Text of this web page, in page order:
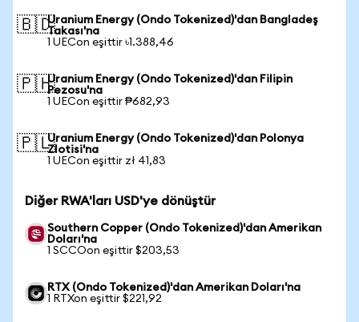
🇧🇩Uranium Energy (Ondo Tokenized)'dan Bangladeş
Takası'na
1 UECon eşittir ৳1.388,46
🇵🇭Uranium Energy (Ondo Tokenized)'dan Filipin
Pezosu'na
1 UECon eşittir ₱682,93
🇵🇱Uranium Energy (Ondo Tokenized)'dan Polonya
Zlotisi'na
1 UECon eşittir zł 41,83
Diğer RWA'ları USD'ye dönüştür
Southern Copper (Ondo Tokenized)'dan Amerikan
Doları'na
1 SCCOon eşittir $203,53
RTX (Ondo Tokenized)'dan Amerikan Doları'na
1 RTXon eşittir $221,92